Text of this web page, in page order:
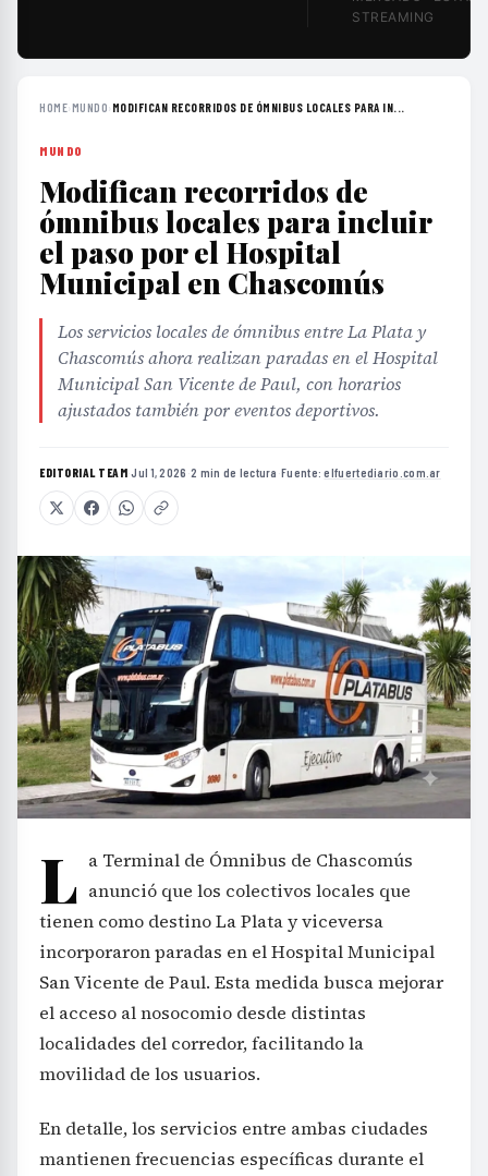
STREAMING
HOME›MUNDO› MODIFICAN RECORRIDOS DE ÓMNIBUS LOCALES PARA IN...
MUNDO
Modifican recorridos de
ómnibus locales para incluir
el paso por el Hospital
Municipal en Chascomús
Los servicios locales de ómnibus entre La Plata y
Chascomús ahora realizan paradas en el Hospital
Municipal San Vicente de Paul, con horarios
ajustados también por eventos deportivos.
EDITORIAL TEAM·Jul 1, 2026 ·2 min de lectura ·Fuente:elfuertediario.com.ar
L a Terminal de Ómnibus de Chascomús
anunció que los colectivos locales que
tienen como destino La Plata y viceversa
incorporaron paradas en el Hospital Municipal
San Vicente de Paul. Esta medida busca mejorar
el acceso al nosocomio desde distintas
localidades del corredor, facilitando la
movilidad de los usuarios.
En detalle, los servicios entre ambas ciudades
mantienen frecuencias específicas durante el